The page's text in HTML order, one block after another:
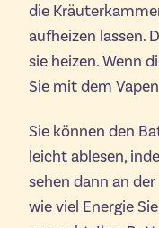
die
aufheizen lassen.
sie heizen. Wenn
Sie mit dem
Sie können den
leicht ablesen,
sehen dann an
wie viel Energie